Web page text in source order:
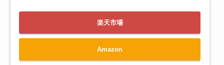
楽天市場
Amazon